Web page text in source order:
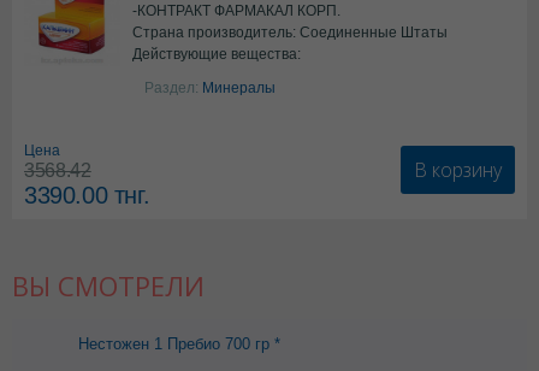
-КОНТРАКТ ФАРМАКАЛ КОРП.
Страна производитель: Соединенные Штаты
Америки
Действующие вещества:
Колекальциферол+Кальция
карбонат
Раздел: Минералы
Цена
3568.42
3390.00тнг.
В корзину
ВЫ СМОТРЕЛИ
Нестожен 1 Пребио 700 гр *